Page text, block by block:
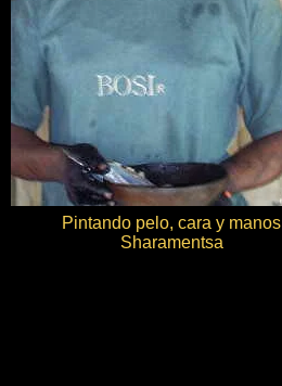
Pintando pelo, cara y manos
Sharamentsa